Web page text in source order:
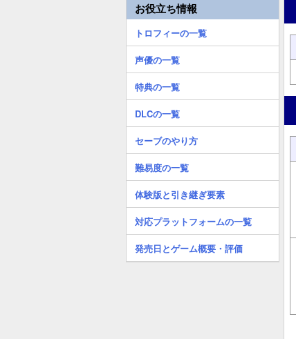
お役立ち情報
トロフィーの一覧
声優の一覧
特典の一覧
DLCの一覧
セーブのやり方
難易度の一覧
体験版と引き継ぎ要素
対応プラットフォームの一覧
発売日とゲーム概要・評価